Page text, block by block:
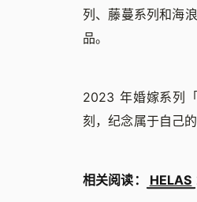
列、藤蔓系列和海
品。
2023 年婚嫁系列
刻，纪念属于自己
相关阅读： HELAS